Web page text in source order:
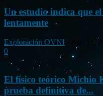
Un estudio indica que
lentamente
Exploración OVNI
Ago 11,
0
El físico teórico Michio
prueba definitiva de...